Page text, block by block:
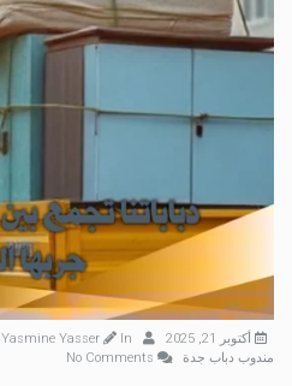
أكتوبر 21, 2025 Yasmine Yasser In
مندوب دباب جدة